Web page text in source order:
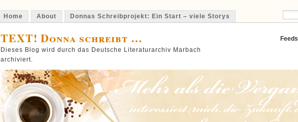
Home About Donnas Schreibprojekt: Ein Start – viele Storys
TEXT! Donna schreibt …
Dieses Blog wird durch das Deutsche Literaturarchiv Marbach
archiviert.
Feeds